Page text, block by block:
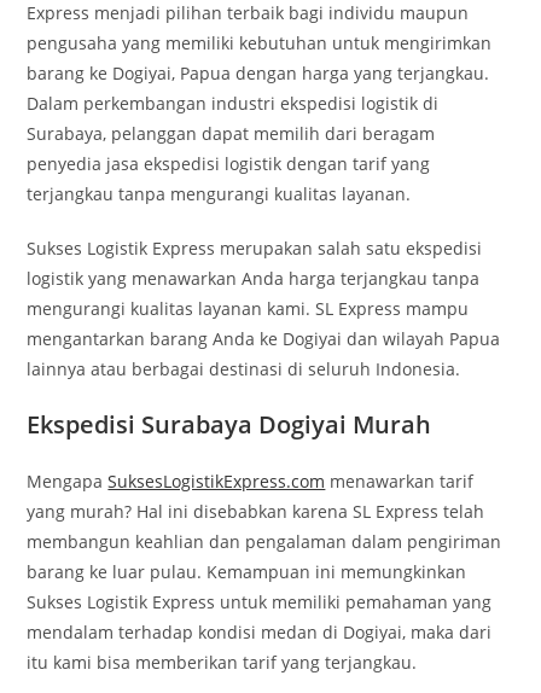
Express menjadi pilihan terbaik bagi individu maupun
pengusaha yang memiliki kebutuhan untuk mengirimkan
barang ke Dogiyai, Papua dengan harga yang terjangkau.
Dalam perkembangan industri ekspedisi logistik di
Surabaya, pelanggan dapat memilih dari beragam
penyedia jasa ekspedisi logistik dengan tarif yang
terjangkau tanpa mengurangi kualitas layanan.
Sukses Logistik Express merupakan salah satu ekspedisi
logistik yang menawarkan Anda harga terjangkau tanpa
mengurangi kualitas layanan kami. SL Express mampu
mengantarkan barang Anda ke Dogiyai dan wilayah Papua
lainnya atau berbagai destinasi di seluruh Indonesia.
Ekspedisi Surabaya Dogiyai Murah
MengapaSuksesLogistikExpress.com menawarkan tarif
yang murah? Hal ini disebabkan karena SL Express telah
membangun keahlian dan pengalaman dalam pengiriman
barang ke luar pulau. Kemampuan ini memungkinkan
Sukses Logistik Express untuk memiliki pemahaman yang
mendalam terhadap kondisi medan di Dogiyai, maka dari
itu kami bisa memberikan tarif yang terjangkau.